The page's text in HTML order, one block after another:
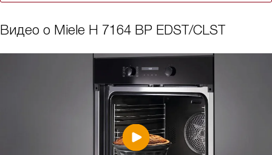
Видео о Miele H 7164 BP EDST/CLST